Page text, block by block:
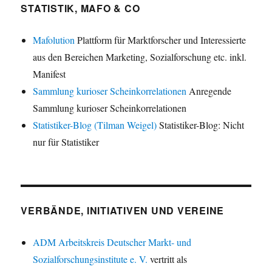
STATISTIK, MAFO & CO
MafolutionPlattform für Marktforscher und Interessierte
aus den Bereichen Marketing, Sozialforschung etc. inkl.
Manifest
Sammlung kurioser ScheinkorrelationenAnregende
Sammlung kurioser Scheinkorrelationen
Statistiker-Blog (Tilman Weigel)Statistiker-Blog: Nicht
nur für Statistiker
VERBÄNDE, INITIATIVEN UND VEREINE
ADM Arbeitskreis Deutscher Markt- und
Sozialforschungsinstitute e. V. vertritt als